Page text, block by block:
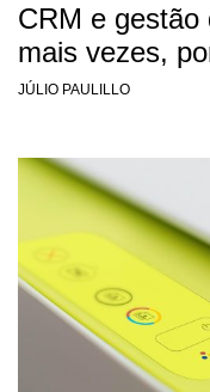
CRM e gestão
mais vezes,
JÚLIO PAULILLO